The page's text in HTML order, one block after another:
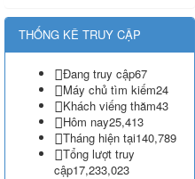
THỐNG KÊ TRUY CẬP
Đang truy cập67
Máy chủ tìm kiếm24
Khách viếng thăm43
Hôm nay25,413
Tháng hiện tại140,789
Tổng lượt truy
cập17,233,023